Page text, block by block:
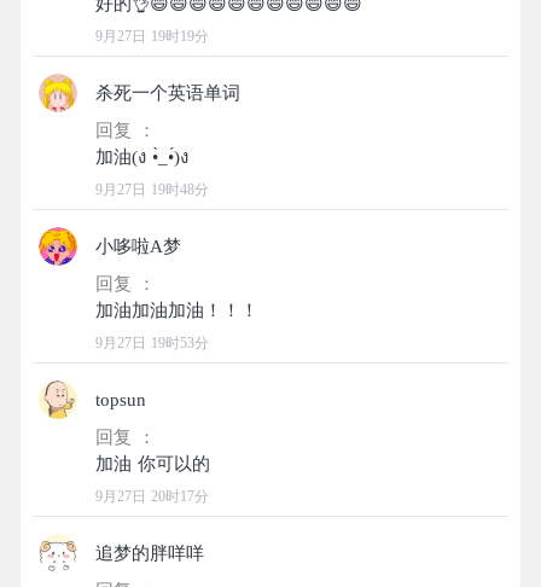
9月27日 19时19分
杀死一个英语单词
回复 ：
9月27日 19时48分
小哆啦A梦
回复 ：
9月27日 19时53分
topsun
回复 ：
9月27日 20时17分
追梦的胖咩咩